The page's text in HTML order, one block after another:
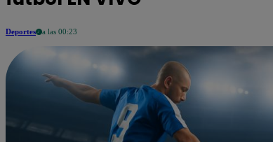
Deportes a las 00:23